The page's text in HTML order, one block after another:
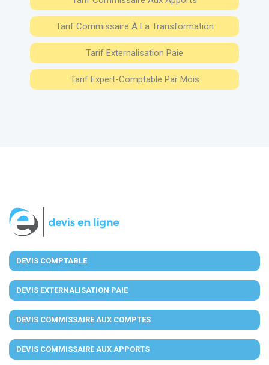
Tarif Commissaire À La Transformation
Tarif Externalisation Paie
Tarif Expert-Comptable Par Mois
DEVIS COMPTABLE
DEVIS EXTERNALISATION PAIE
DEVIS COMMISSAIRE AUX COMPTES
DEVIS COMMISSAIRE AUX APPORTS